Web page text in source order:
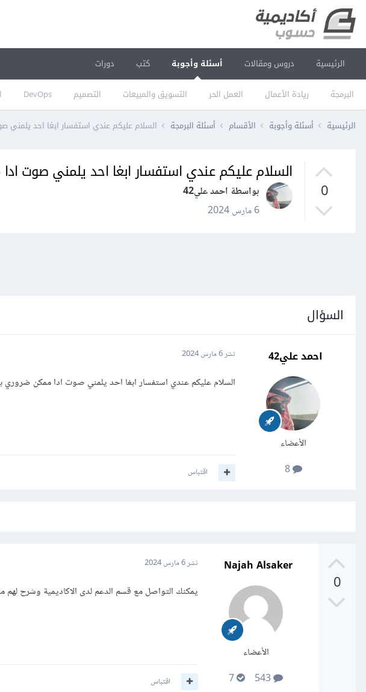
الرئيسية دروس ومقالات أسئلة وأجوبة
البرمجة ريادة الأعمال العمل الحر التسويق والمبيعات التصميم DevOps
كتب دورات
الرئيسية أسئلة وأجوبة الأقسام أسئلة البرمجة السلام عليكم عندي استفسار ابغا احد يلمني
0
السلام عليكم عندي استفسار ابغا احد يلمني صوت
بواسطة احمد علي42
6 مارس 2024
السؤال
احمد علي42
الأعضاء
8
نشر6 مارس 2024
السلام عليكم عندي استفسار ابغا احد يلمني صوت ادا ممكن ضروري
اقتباس
0
Najah Alsaker
الأعضاء
نشر6 مارس 2024
يمكنك التواصل مع قسم الدعم لدى الاكاديمية وشرح لهم
اقتباس